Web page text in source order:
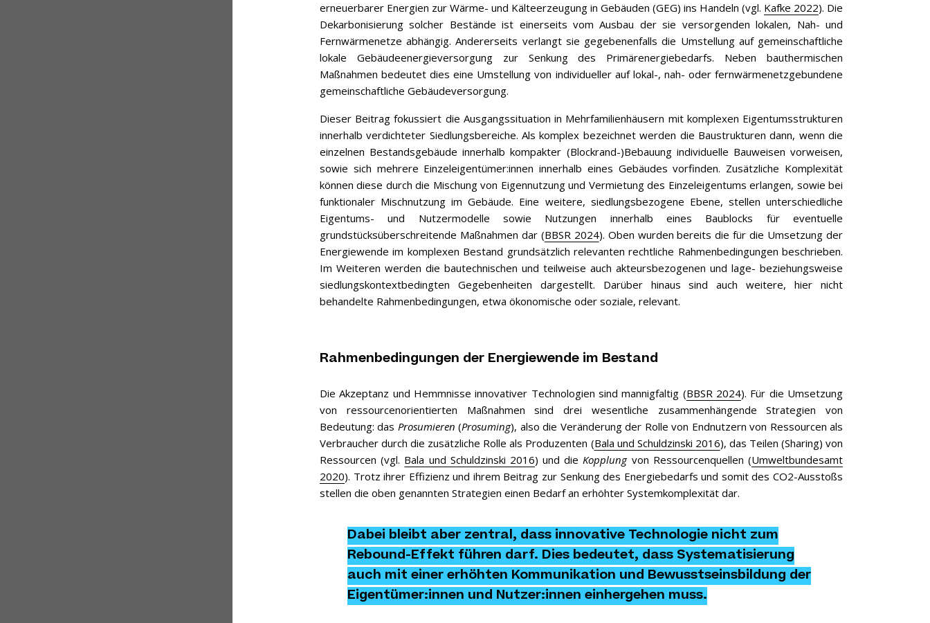
erneuerbarer Energien zur Wärme- und Kälteerzeugung in Gebäuden (GEG) ins Handeln (vgl. Kafke 2022). Die
Dekarbonisierung solcher Bestände ist einerseits vom Ausbau der sie versorgenden lokalen, Nah- und
Fernwärmenetze abhängig. Andererseits verlangt sie gegebenenfalls die Umstellung auf gemeinschaftliche
lokale Gebäudeenergieversorgung zur Senkung des Primärenergiebedarfs. Neben bauthermischen
Maßnahmen bedeutet dies eine Umstellung von individueller auf lokal-, nah- oder fernwärmenetzgebundene
gemeinschaftliche Gebäudeversorgung.
Dieser Beitrag fokussiert die Ausgangssituation in Mehrfamilienhäusern mit komplexen Eigentumsstrukturen
innerhalb verdichteter Siedlungsbereiche. Als komplex bezeichnet werden die Baustrukturen dann, wenn die
einzelnen Bestandsgebäude innerhalb kompakter (Blockrand-)Bebauung individuelle Bauweisen vorweisen,
sowie sich mehrere Einzeleigentümer:innen innerhalb eines Gebäudes vorfinden. Zusätzliche Komplexität
können diese durch die Mischung von Eigennutzung und Vermietung des Einzeleigentums erlangen, sowie bei
funktionaler Mischnutzung im Gebäude. Eine weitere, siedlungsbezogene Ebene, stellen unterschiedliche
Eigentums- und Nutzermodelle sowie Nutzungen innerhalb eines Baublocks für eventuelle
grundstücksüberschreitende Maßnahmen dar (BBSR 2024). Oben wurden bereits die für die Umsetzung der
Energiewende im komplexen Bestand grundsätzlich relevanten rechtliche Rahmenbedingungen beschrieben.
Im Weiteren werden die bautechnischen und teilweise auch akteursbezogenen und lage- beziehungsweise
siedlungskontextbedingten Gegebenheiten dargestellt. Darüber hinaus sind auch weitere, hier nicht
behandelte Rahmenbedingungen, etwa ökonomische oder soziale, relevant.
Rahmenbedingungen der Energiewende im Bestand
Die Akzeptanz und Hemmnisse innovativer Technologien sind mannigfaltig (BBSR 2024). Für die Umsetzung
von ressourcenorientierten Maßnahmen sind drei wesentliche zusammenhängende Strategien von
Bedeutung: das Prosumieren(Prosuming), also die Veränderung der Rolle von Endnutzern von Ressourcen als
Verbraucher durch die zusätzliche Rolle als Produzenten (Bala und Schuldzinski 2016), das Teilen (Sharing) von
Ressourcen (vgl. Bala und Schuldzinski 2016) und die Kopplung von Ressourcenquellen (Umweltbundesamt
2020). Trotz ihrer Effizienz und ihrem Beitrag zur Senkung des Energiebedarfs und somit des CO2-Ausstoßs
stellen die oben genannten Strategien einen Bedarf an erhöhter Systemkomplexität dar.
Dabei bleibt aber zentral, dass innovative Technologie nicht zum
Rebound-Effekt führen darf. Dies bedeutet, dass Systematisierung
auch mit einer erhöhten Kommunikation und Bewusstseinsbildung der
Eigentümer:innen und Nutzer:innen einhergehen muss.